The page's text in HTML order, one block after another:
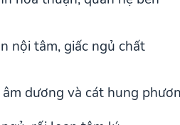
nội tâm, giấc ngủ chất
dương và cát hung